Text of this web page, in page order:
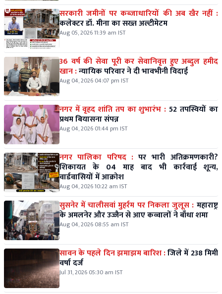
सरकारी जमीनों पर कब्जाधारियों की अब खैर नहीं :
कलेक्टर डॉ. मीना का सख्त अल्टीमेटम
Aug 05, 2026 11:39 am IST
36 वर्ष की सेवा पूरी कर सेवानिवृत्त हुए अब्दुल हमीद
खान :न्यायिक परिवार ने दी भावभीनी विदाई
Aug 04, 2026 04:07 pm IST
नगर में वृहद शांति तप का शुभारंभ : 52 तपस्वियों का
प्रथम बियासना संपन्न
Aug 04, 2026 01:44 pm IST
नगर पालिका परिषद : पर भारी अतिक्रमणकारी?
शिकायत के 04 माह बाद भी कार्रवाई शून्य,
वार्डवासियों में आक्रोश
Aug 04, 2026 10:22 am IST
सुसनेर में चालीसवां मुहर्रम पर निकला जुलूस : महाराष्ट्र
के अमलनेर और उज्जैन से आए कव्वालों ने बाँधा शमा
Aug 04, 2026 08:55 am IST
सावन के पहले दिन झमाझम बारिश :जिले में 238 मिमी
वर्षा दर्ज
Jul 31, 2026 05:30 am IST